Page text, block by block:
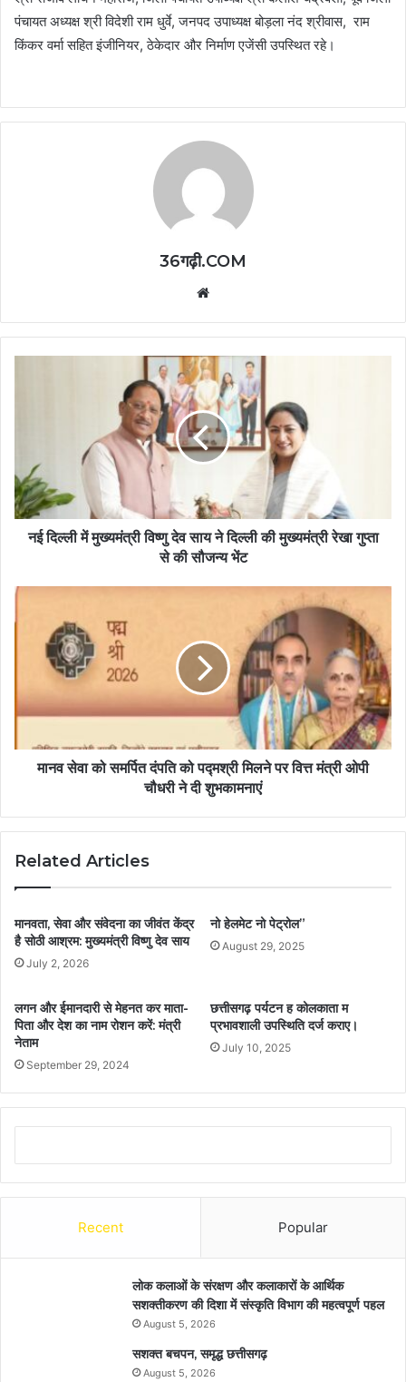
पंचायत अध्यक्ष श्री विदेशी राम धुर्वे, जनपद उपाध्यक्ष बोड़ला नंद श्रीवास, राम
किंकर वर्मा सहित इंजीनियर, ठेकेदार और निर्माण एजेंसी उपस्थित रहे।
36गढ़ी.COM
नई दिल्ली में मुख्यमंत्री विष्णु देव साय ने दिल्ली की मुख्यमंत्री रेखा गुप्ता
से की सौजन्य भेंट
मानव सेवा को समर्पित दंपति को पद्मश्री मिलने पर वित्त मंत्री ओपी
चौधरी ने दी शुभकामनाएं
Related Articles
मानवता, सेवा और संवेदना का जीवंत केंद्र
है सोठी आश्रम: मुख्यमंत्री विष्णु देव साय
July 2, 2026
नो हेलमेट नो पेट्रोल”
August 29, 2025
लगन और ईमानदारी से मेहनत कर माता-
पिता और देश का नाम रोशन करें: मंत्री
नेताम
September 29, 2024
छत्तीसगढ़ पर्यटन ह कोलकाता म
प्रभावशाली उपस्थिति दर्ज कराए।
July 10, 2025
Recent Popular
लोक कलाओं के संरक्षण और कलाकारों के आर्थिक
सशक्तीकरण की दिशा में संस्कृति विभाग की महत्वपूर्ण पहल
August 5, 2026
सशक्त बचपन, समृद्ध छत्तीसगढ़
August 5, 2026